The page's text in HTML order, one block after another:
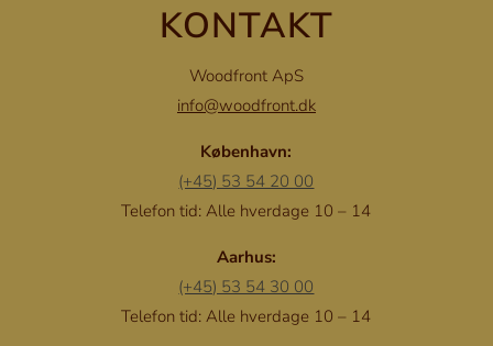
KONTAKT
Woodfront ApS
info@woodfront.dk
København:
(+45) 53 54 20 00
Telefon tid: Alle hverdage 10 – 14
Aarhus:
(+45) 53 54 30 00
Telefon tid: Alle hverdage 10 – 14